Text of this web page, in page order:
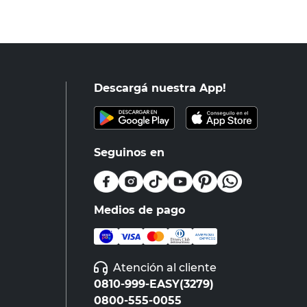
Descargá nuestra App!
Seguinos en
Medios de pago
Atención al cliente
0810-999-EASY(3279)
0800-555-0055